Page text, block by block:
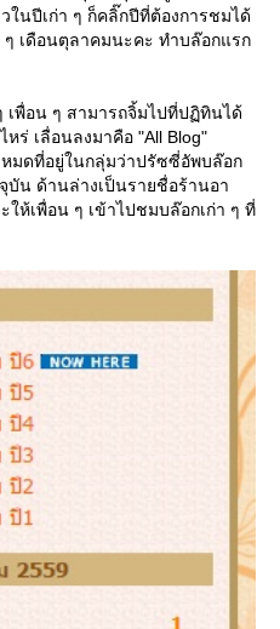
นปีเก่า ๆ ก็คลิ๊กปีที่ต้องการชมได้
เดือนตุลาคมนะคะ ทำบล๊อกแรก
พื่อน ๆ สามารถจิ้มไปที่ปฏิทินได้
ร่ เลื่อนลงมาคือ "All Blog"
มดที่อยู่ในกลุ่มว่าปรัซซี่อัพบล๊อก
บัน ด้านล่างเป็นรายชื่อร้านอา
ห้เพื่อน ๆ เข้าไปชมบล๊อกเก่า ๆ ที่